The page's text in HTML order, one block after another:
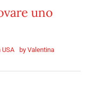
uno
USA by Valentina